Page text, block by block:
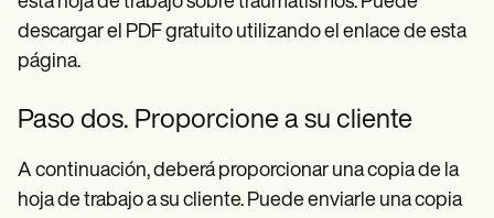
descargar el PDF gratuito utilizando el enlace de esta
página.
Paso dos. Proporcione a su cliente
A continuación, deberá proporcionar una copia de la
hoja de trabajo a su cliente. Puede enviarle una copia